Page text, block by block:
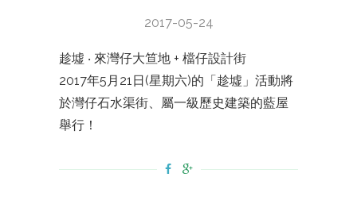
2017-05-24
趁墟 ‧ 來灣仔大笪地 + 檔仔設計街
2017年5月21日(星期六)的「趁墟」活動將
於灣仔石水渠街、屬一級歷史建築的藍屋
舉行！